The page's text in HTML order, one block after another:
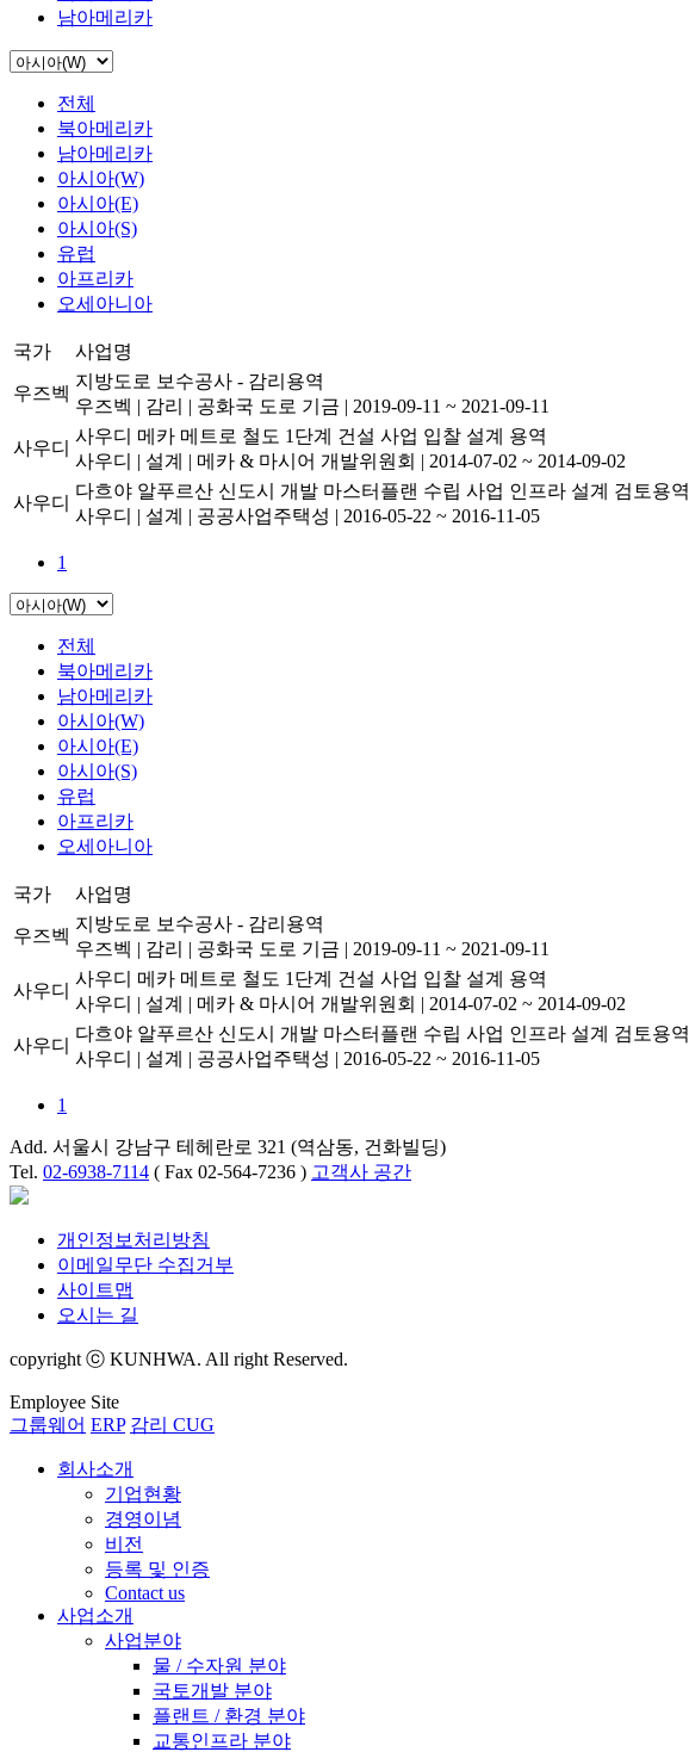
남아메리카
전체
북아메리카
남아메리카
아시아(W)
아시아(E)
아시아(S)
유럽
아프리카
오세아니아
국가 사업명
우즈벡
지방도로 보수공사 - 감리용역
우즈벡 | 감리 | 공화국 도로 기금 | 2019-09-11 ~ 2021-09-11
사우디
사우디 메카 메트로 철도 1단계 건설 사업 입찰 설계 용역
사우디 | 설계 | 메카 & 마시어 개발위원회 | 2014-07-02 ~ 2014-09-02
사우디
다흐야 알푸르산 신도시 개발 마스터플랜 수립 사업 인프라 설계 검토용역
사우디 | 설계 | 공공사업주택성 | 2016-05-22 ~ 2016-11-05
1
전체
북아메리카
남아메리카
아시아(W)
아시아(E)
아시아(S)
유럽
아프리카
오세아니아
국가 사업명
우즈벡
지방도로 보수공사 - 감리용역
우즈벡 | 감리 | 공화국 도로 기금 | 2019-09-11 ~ 2021-09-11
사우디
사우디 메카 메트로 철도 1단계 건설 사업 입찰 설계 용역
사우디 | 설계 | 메카 & 마시어 개발위원회 | 2014-07-02 ~ 2014-09-02
사우디
다흐야 알푸르산 신도시 개발 마스터플랜 수립 사업 인프라 설계 검토용역
사우디 | 설계 | 공공사업주택성 | 2016-05-22 ~ 2016-11-05
1
Add. 서울시 강남구 테헤란로 321 (역삼동, 건화빌딩)
Tel. 02-6938-7114 ( Fax 02-564-7236 ) 고객사 공간
개인정보처리방침
이메일무단 수집거부
사이트맵
오시는 길
copyright ⓒ KUNHWA. All right Reserved.
Employee Site
그룹웨어 ERP 감리 CUG
회사소개
기업현황
경영이념
비전
등록 및 인증
Contact us
사업소개
사업분야
물 / 수자원 분야
국토개발 분야
플랜트 / 환경 분야
교통인프라 분야